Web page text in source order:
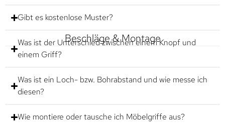
Gibt es kostenlose Muster?
Beschläge & Montage
Was ist der Unterschied zwischen einem Knopf und
einem Griff?
Was ist ein Loch- bzw. Bohrabstand und wie messe ich
diesen?
Wie montiere oder tausche ich Möbelgriffe aus?